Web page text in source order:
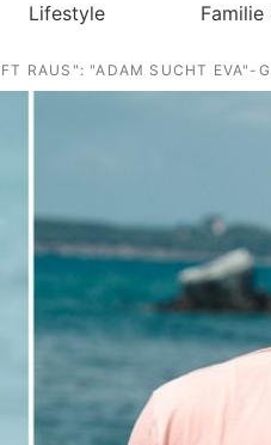
Royals
Lifestyle
Exklusiv
auf Promiflash
Lifestyle Familie
RAUS": "ADAM SUCHT EVA"-